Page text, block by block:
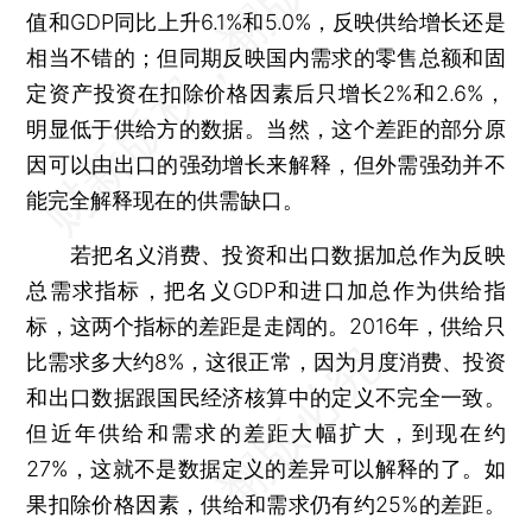
值和GDP同比上升6.1%和5.0%，反映供给增长还是
相当不错的；但同期反映国内需求的零售总额和固
定资产投资在扣除价格因素后只增长2%和2.6%，
明显低于供给方的数据。当然，这个差距的部分原
因可以由出口的强劲增长来解释，但外需强劲并不
能完全解释现在的供需缺口。
若把名义消费、投资和出口数据加总作为反映
总需求指标，把名义GDP和进口加总作为供给指
标，这两个指标的差距是走阔的。2016年，供给只
比需求多大约8%，这很正常，因为月度消费、投资
和出口数据跟国民经济核算中的定义不完全一致。
但近年供给和需求的差距大幅扩大，到现在约
27%，这就不是数据定义的差异可以解释的了。如
果扣除价格因素，供给和需求仍有约25%的差距。